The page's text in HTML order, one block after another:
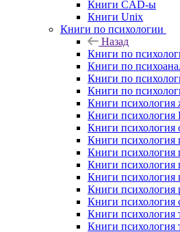
Книги CAD-ы
Книги Unix
Книги по психологии
Назад
Книги по
Книги по
Книги по
Книги по
Книги психология
Книги
Книги психология
Книги психология
Книги психология
Книги психология
Книги психология
Книги психология
Книги психология
Книги психология
Книги психология